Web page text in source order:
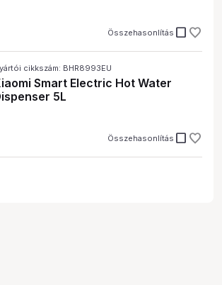
Összehasonlítás check_box_outline_blank
cikkszám: BHR8993EU
Smart Electric Hot Water
5L
Összehasonlítás check_box_outline_blank